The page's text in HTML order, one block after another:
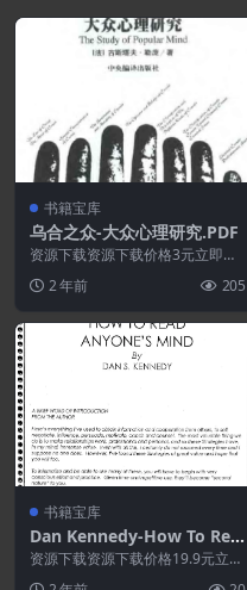
书籍宝库
乌合之众-大众心理研究.PDF
资源下载资源下载价格3元立即购
2 年前 205
书籍宝库
Dan Kennedy-How To Rea
d Anyone’s Mind
资源下载资源下载价格19.9元立即